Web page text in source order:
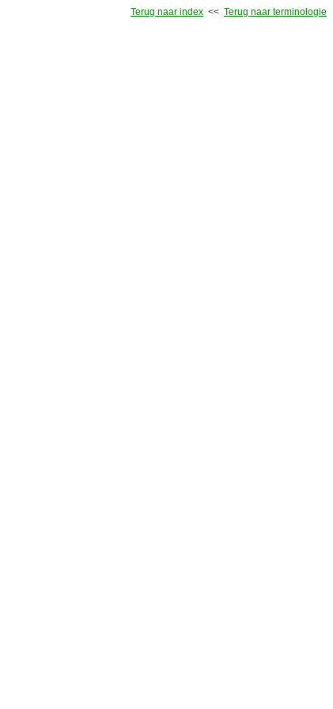
Terug naar index << Terug naar terminologie